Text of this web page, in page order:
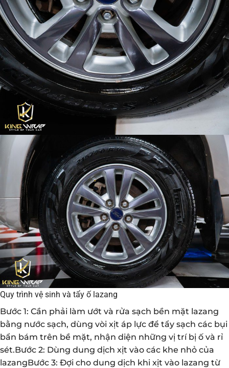
Quy trình vệ sinh và tẩy ố lazang
Bước 1: Cần phải làm ướt và rửa sạch bền mặt lazang
bằng nước sạch, dùng vòi xịt áp lực để tẩy sạch các bụi
bẩn bám trên bề mặt, nhận diện những vị trí bị ố và rỉ
sét.Bước 2: Dùng dung dịch xịt vào các khe nhỏ của
lazangBước 3: Đợi cho dung dịch khi xịt vào lazang từ